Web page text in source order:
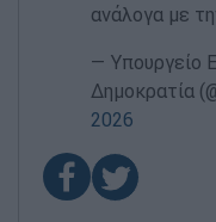
ανάλογα με
— Υπουργείο
Δημοκρατία
2026